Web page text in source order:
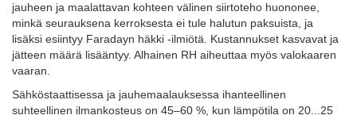
jauheen ja maalattavan kohteen välinen siirtoteho huononee,
minkä seurauksena kerroksesta ei tule halutun paksuista, ja
lisäksi esiintyy Faradayn häkki -ilmiötä. Kustannukset kasvavat ja
jätteen määrä lisääntyy. Alhainen RH aiheuttaa myös valokaaren
vaaran.
Sähköstaattisessa ja jauhemaalauksessa ihanteellinen
suhteellinen ilmankosteus on 45–60 %, kun lämpötila on 20...25